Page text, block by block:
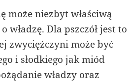
może niezbyt właściwą
Dla pszczół jest to
zwyciężczyni może być
i słodkiego jak miód
władzy oraz